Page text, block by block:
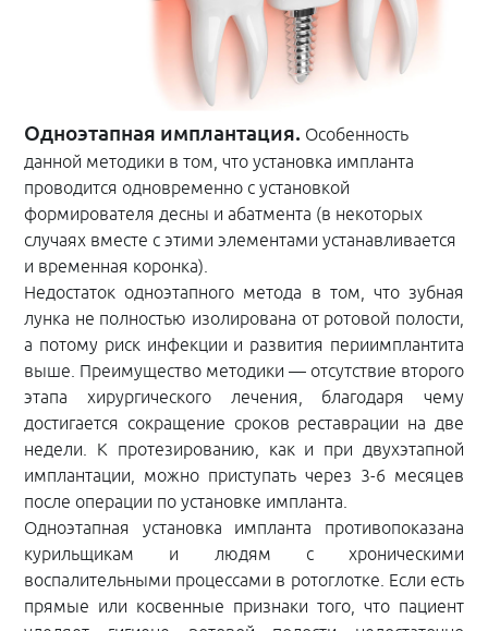
Одноэтапная имплантация. Особенность
данной методики в том, что установка импланта
проводится одновременно с установкой
формирователя десны и абатмента (в некоторых
случаях вместе с этими элементами устанавливается
и временная коронка).
Недостаток одноэтапного метода в том, что зубная
лунка не полностью изолирована от ротовой полости,
а потому риск инфекции и развития периимплантита
выше. Преимущество методики — отсутствие второго
этапа хирургического лечения, благодаря чему
достигается сокращение сроков реставрации на две
недели. К протезированию, как и при двухэтапной
имплантации, можно приступать через 3-6 месяцев
после операции по установке импланта.
Одноэтапная установка импланта противопоказана
курильщикам и людям с хроническими
воспалительными процессами в ротоглотке. Если есть
прямые или косвенные признаки того, что пациент